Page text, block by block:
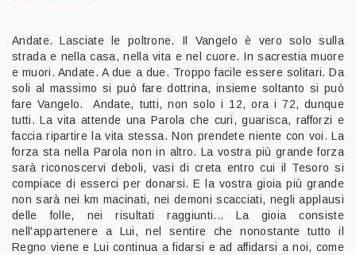
Andate. Lasciate le poltrone. Il Vangelo è vero solo sulla
strada e nella casa, nella vita e nel cuore. In sacrestia muore
e muori. Andate. A due a due. Troppo facile essere solitari. Da
soli al massimo si può fare dottrina, insieme soltanto si può
fare Vangelo. Andate, tutti, non solo i 12, ora i 72, dunque
tutti. La vita attende una Parola che curi, guarisca, rafforzi e
faccia ripartire la vita stessa. Non prendete niente con voi. La
forza sta nella Parola non in altro. La vostra più grande forza
sarà riconoscervi deboli, vasi di creta entro cui il Tesoro si
compiace di esserci per donarsi. E la vostra gioia più grande
non sarà nei km macinati, nei demoni scacciati, negli applausi
delle folle, nei risultati raggiunti... La gioia consiste
nell'appartenere a Lui, nel sentire che nonostante tutto il
Regno viene e Lui continua a fidarsi e ad affidarsi a noi, come